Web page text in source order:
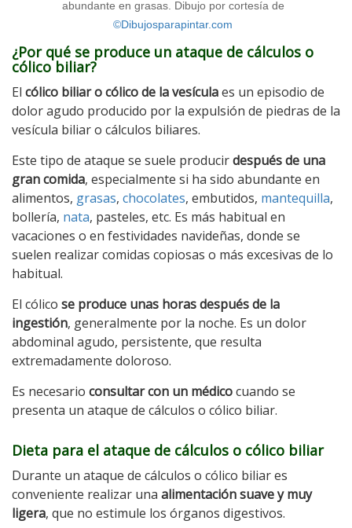
abundante en grasas. Dibujo por cortesía de
©Dibujosparapintar.com
¿Por qué se produce un ataque de cálculos o
cólico biliar?
El cólico biliar o cólico de la vesículaes un episodio de
dolor agudo producido por la expulsión de piedras de la
vesícula biliar o cálculos biliares.
Este tipo de ataque se suele producirdespués de una
gran comida, especialmente si ha sido abundante en
alimentos, grasas, chocolates, embutidos, mantequilla,
bollería, nata, pasteles, etc. Es más habitual en
vacaciones o en festividades navideñas, donde se
suelen realizar comidas copiosas o más excesivas de lo
habitual.
El cólico se produce unas horas después de la
ingestión, generalmente por la noche. Es un dolor
abdominal agudo, persistente, que resulta
extremadamente doloroso.
Es necesario consultar con un médicocuando se
presenta un ataque de cálculos o cólico biliar.
Dieta para el ataque de cálculos o cólico biliar
Durante un ataque de cálculos o cólico biliar es
conveniente realizar una alimentación suave y muy
ligera, que no estimule los órganos digestivos.